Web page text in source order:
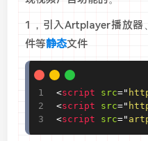
1，引入Artplayer播放器、
件等静态文件
<script src="
<script src="
<script src="